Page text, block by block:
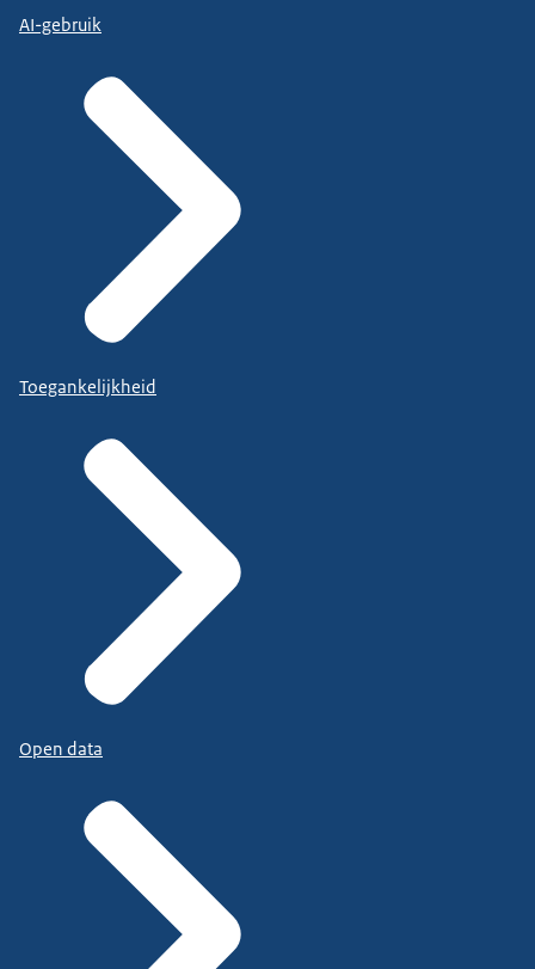
AI-gebruik
Toegankelijkheid
Open data